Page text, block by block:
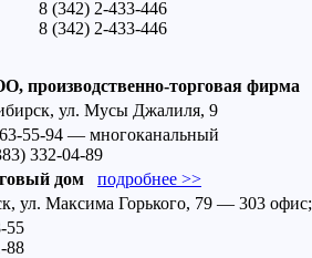
8 (342) 2-433-446
8 (342) 2-433-446
торговая фирма
ул. Мусы Джалиля, 9
55-94 — многоканальный
332-04-89
дом
подробнее >>
ул. Максима Горького, 79 — 303 офис;
55
88